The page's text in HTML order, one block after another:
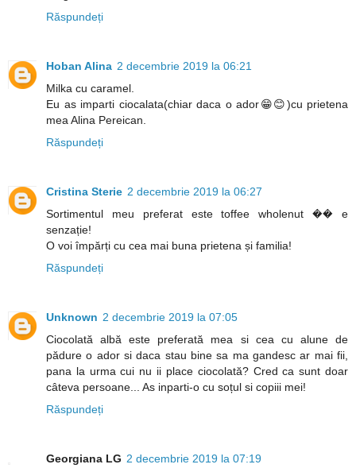
Răspundeți
Hoban Alina 2 decembrie 2019 la 06:21
Milka cu caramel.
Eu as imparti ciocalata(chiar daca o ador😁😊)cu prietena
mea Alina Pereican.
Răspundeți
Cristina Sterie 2 decembrie 2019 la 06:27
Sortimentul meu preferat este toffee wholenut �� e
senzație!
O voi împărți cu cea mai buna prietena și familia!
Răspundeți
Unknown 2 decembrie 2019 la 07:05
Ciocolată albă este preferată mea si cea cu alune de
pădure o ador si daca stau bine sa ma gandesc ar mai fii,
pana la urma cui nu ii place ciocolată? Cred ca sunt doar
câteva persoane... As inparti-o cu soțul si copiii mei!
Răspundeți
Georgiana LG 2 decembrie 2019 la 07:19